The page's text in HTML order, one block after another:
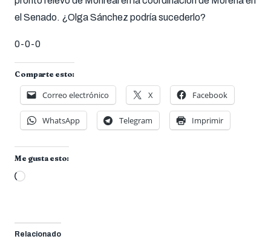
el Senado. ¿Olga Sánchez podría sucederlo?
0-0-0
Comparte esto:
Correo electrónico X Facebook
WhatsApp Telegram Imprimir
Me gusta esto:
Cargando...
Relacionado